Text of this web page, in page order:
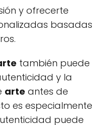
y ofrecerte
basadas
también puede
y la
arte antes de
es especialmente
puede